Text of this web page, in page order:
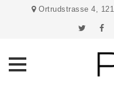
Ortrudstrasse 4,